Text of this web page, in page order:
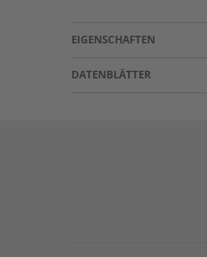
EIGENSCHAFTEN
DATENBLÄTTER